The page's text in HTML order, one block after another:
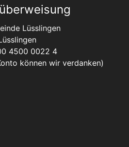
Lüsslingen
4500 0022 4
können wir verdanken)